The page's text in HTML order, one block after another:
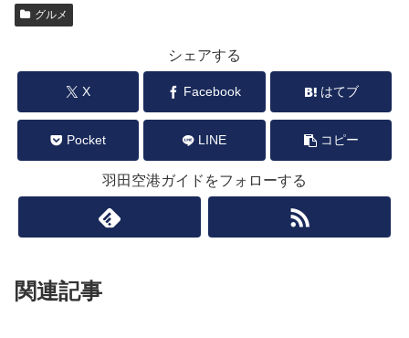
グルメ
シェアする
X Facebook はてブ
Pocket LINE コピー
羽田空港ガイドをフォローする
関連記事